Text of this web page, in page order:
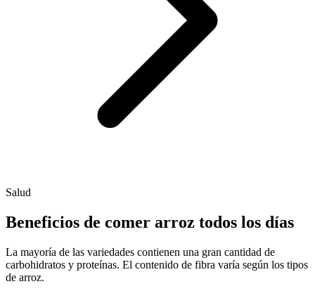
Salud
Beneficios de comer arroz todos los días
La mayoría de las variedades contienen una gran cantidad de
carbohidratos y proteínas. El contenido de fibra varía según los tipos
de arroz.